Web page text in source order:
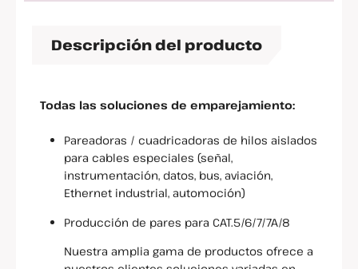
Descripción del producto
Todas las soluciones de emparejamiento:
Pareadoras / cuadricadoras de hilos aislados
para cables especiales (señal,
instrumentación, datos, bus, aviación,
Ethernet industrial, automoción)
Producción de pares para CAT.5/6/7/7A/8
Nuestra amplia gama de productos ofrece a